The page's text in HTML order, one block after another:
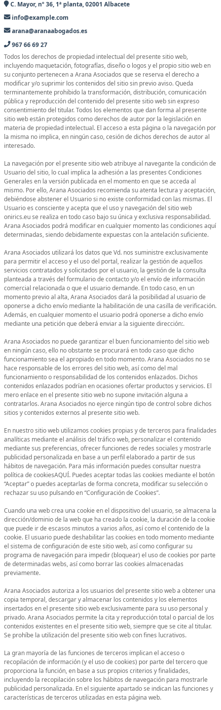
C. Mayor, nº 36, 1ª planta, 02001 Albacete
info@example.com
arana@aranaabogados.es
967 66 69 27
Todos los derechos de propiedad intelectual del presente sitio web,
incluyendo maquetación, fotografías, diseño o logos y el propio sitio web en
su conjunto pertenecen a Arana Asociados que se reserva el derecho a
modificar y/o suprimir los contenidos del sitio sin previo aviso. Queda
terminantemente prohibido la transformación, distribución, comunicación
pública y reproducción del contenido del presente sitio web sin expreso
consentimiento del titular. Todos los elementos que dan forma al presente
sitio web están protegidos como derechos de autor por la legislación en
materia de propiedad intelectual. El acceso a esta página o la navegación por
la misma no implica, en ningún caso, cesión de dichos derechos de autor al
interesado.
La navegación por el presente sitio web atribuye al navegante la condición de
Usuario del sitio, lo cual implica la adhesión a las presentes Condiciones
Generales en la versión publicada en el momento en que se acceda al
mismo. Por ello, Arana Asociados recomienda su atenta lectura y aceptación,
debiéndose abstener el Usuario si no existe conformidad con las mismas. El
Usuario es consciente y acepta que el uso y navegación del sitio web
onirics.eu se realiza en todo caso bajo su única y exclusiva responsabilidad.
Arana Asociados podrá modificar en cualquier momento las condiciones aquí
determinadas, siendo debidamente expuestas con la antelación suficiente.
Arana Asociados utilizará los datos que Vd. nos suministre exclusivamente
para permitir el acceso y el uso del portal, realizar la gestión de aquellos
servicios contratados y solicitados por el usuario, la gestión de la consulta
planteada a través del formulario de contacto y/o el envío de información
comercial relacionada o que el usuario demande. En todo caso, en un
momento previo al alta, Arana Asociados dará la posibilidad al usuario de
oponerse a dicho envío mediante la habilitación de una casilla de verificación.
Además, en cualquier momento el usuario podrá oponerse a dicho envío
mediante una petición que deberá enviar a la siguiente dirección:.
Arana Asociados no puede garantizar el buen funcionamiento del sitio web
en ningún caso, ello no obstante se procurará en todo caso que dicho
funcionamiento sea el apropiado en todo momento. Arana Asociados no se
hace responsable de los errores del sitio web, así como del mal
funcionamiento o responsabilidad de los contenidos enlazados. Dichos
contenidos enlazados podrían en ocasiones ofertar productos y servicios. El
mero enlace en el presente sitio web no supone invitación alguna a
contratarlos. Arana Asociados no ejerce ningún tipo de control sobre dichos
sitios y contenidos externos al presente sitio web.
En nuestro sitio web utilizamos cookies propias y de terceros para finalidades
analíticas mediante el análisis del tráfico web, personalizar el contenido
mediante sus preferencias, ofrecer funciones de redes sociales y mostrarle
publicidad personalizada en base a un perfil elaborado a partir de sus
hábitos de navegación. Para más información puedes consultar nuestra
política de cookiesAQUÍ. Puedes aceptar todas las cookies mediante el botón
“Aceptar” o puedes aceptarlas de forma concreta, modificar su selección o
rechazar su uso pulsando en “Configuración de Cookies”.
Cuando una web crea una cookie en el dispositivo del usuario, se almacena la
dirección/dominio de la web que ha creado la cookie, la duración de la cookie
que puede ir de escasos minutos a varios años, así como el contenido de la
cookie. El usuario puede deshabilitar las cookies en todo momento mediante
el sistema de configuración de este sitio web, así como configurar su
programa de navegación para impedir (bloquear) el uso de cookies por parte
de determinadas webs, así como borrar las cookies almacenadas
previamente.
Arana Asociados autoriza a los usuarios del presente sitio web a obtener una
copia temporal, descargar y almacenar los contenidos y los elementos
insertados en el presente sitio web exclusivamente para su uso personal y
privado. Arana Asociados permite la cita y reproducción total o parcial de los
contenidos existentes en el presente sitio web, siempre que se cite al titular.
Se prohíbe la utilización del presente sitio web con fines lucrativos.
La gran mayoría de las funciones de terceros implican el acceso o
recopilación de información (y el uso de cookies) por parte del tercero que
proporciona la función, en base a sus propios criterios y finalidades,
incluyendo la recopilación sobre los hábitos de navegación para mostrarle
publicidad personalizada. En el siguiente apartado se indican las funciones y
características de terceros utilizadas en esta página web.